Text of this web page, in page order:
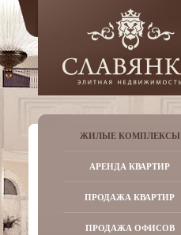
ЖИЛЫЕ КОМПЛЕКСЫ
АРЕНДА КВАРТИР
ПРОДАЖА КВАРТИР
ПРОДАЖА ОФИСОВ